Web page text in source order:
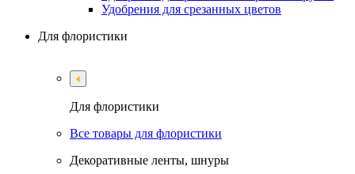
Удобрения для срезанных цветов
Для флористики
Для флористики
Все товары для флористики
Декоративные ленты, шнуры